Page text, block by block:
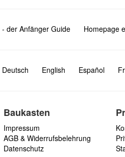
der Anfänger Guide Homepage
Deutsch English Español
Baukasten
Impressum
AGB & Widerrufsbelehrung
Datenschutz